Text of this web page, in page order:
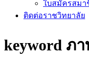
ใบสมัครสมา
ติดต่อราชวิทยาลัย
keyword ภ